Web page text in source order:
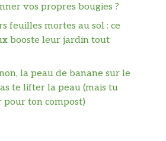
vos propres bougies ?
feuilles mortes au sol : ce
booste leur jardin tout
la peau de banane sur le
te lifter la peau (mais tu
pour ton compost)